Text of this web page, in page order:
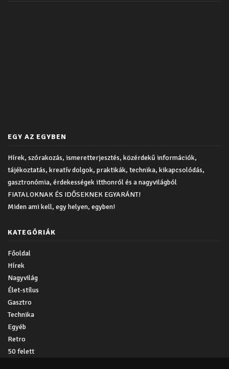
EGY AZ EGYBEN
Hírek, szórakozás, ismeretterjesztés, közérdekű információk,
tájékoztatás, kreatív dolgok, praktikák, technika, kikapcsolódás,
gasztronómia, érdekességek itthonról és a nagyvilágból
FIATALOKNAK ÉS IDŐSEKNEK EGYARÁNT!
Miden ami kell, egy helyen, egyben!
KATEGÓRIÁK
Főoldal
Hírek
Nagyvilág
Élet-stílus
Gasztro
Technika
Egyéb
Retro
50 felett